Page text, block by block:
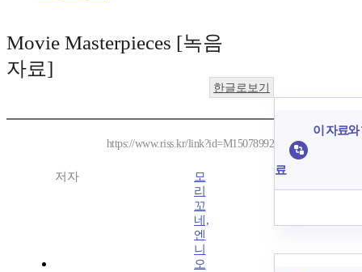
Movie Masterpieces [녹음
자료]
한글로보기
https://www.riss.kr/link?id=M15078992
저자
모
리
꼬
네,
엔
니
오
이 자료와
료